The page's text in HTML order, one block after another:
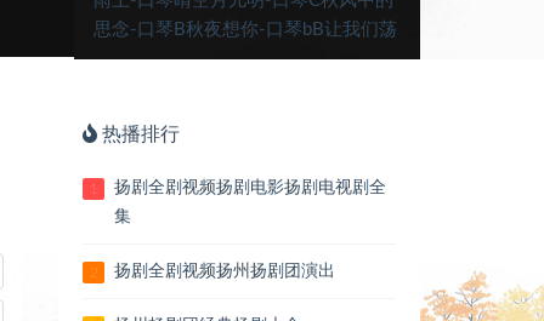
思念-口琴B秋夜想你-口琴bB让我们荡
起双桨-口琴C人在青山在-口琴山楂树-
琴A送别-口琴B送亲歌-口琴G天使的身
影-口琴痛痛快快醉一回-口琴C为你等
待-口琴bB演奏为友谊干杯-口琴C我们
在成都等你-口琴相思愁-口琴C相思渡
热播排行
1
扬剧全剧视频扬剧电影扬剧电视剧全
集
2 扬剧全剧视频扬州扬剧团演出